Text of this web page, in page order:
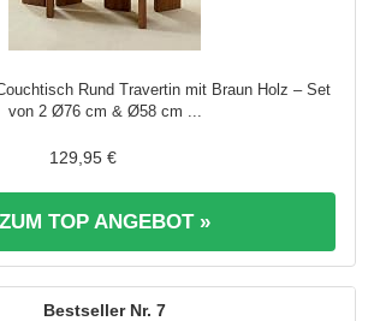
Rund Travertin mit Braun Holz – Set
von 2 Ø76 cm & Ø58 cm ...
129,95 €
ZUM TOP ANGEBOT »
7